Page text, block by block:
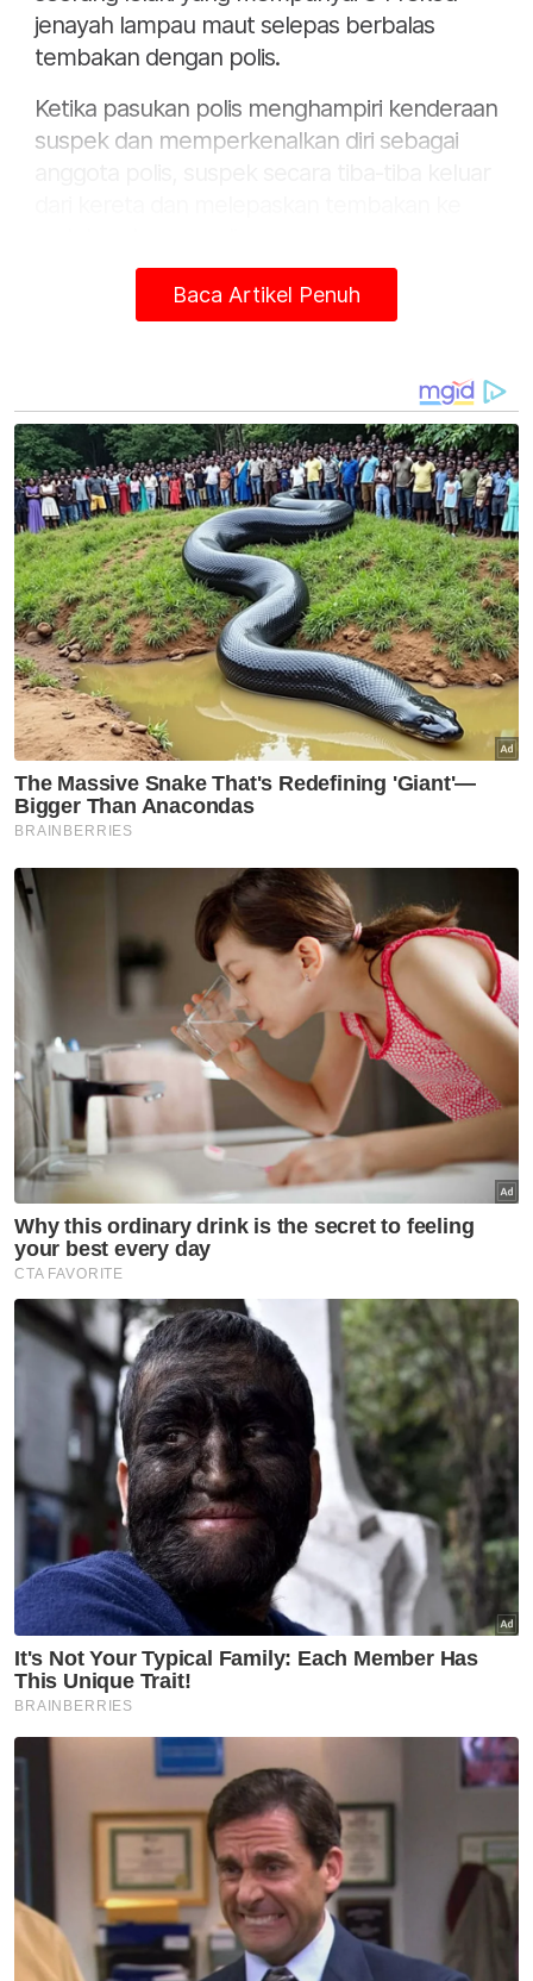
jenayah lampau maut selepas berbalas
tembakan dengan polis.
Ketika pasukan polis menghampiri kenderaan
suspek dan memperkenalkan diri sebagai
Pasukan polis kemudian melepaskan
beberapa das tembakan bagi
lanjut, suspek disahkan maut di tempat
kejadian.
Hasil pemeriksaan di lokasi turut menemukan
beberapa barangan antaranya sepucuk
pistol jenis FNP-45 bersama tiga butir peluru,
sebatang besi, dua batang kayu rotan, dua
bilah parang serta dadah.
Siasatan mendapati suspek merupakan
warganegara Malaysia berusia 35 tahun.
Polis turut menahan tujuh lelaki dan seorang
wanita dalam beberapa penahanan
berasingan. Kesemua mereka merupakan
warga tempatan yang disyaki terlibat dengan
Artikel Berkaitan:
Penjenayah maut ditembak di Bukit Jambul
Muat turun aplikasi Sinar Harian. Klik di sini!
Jenayah
Keselamatan
PDRM
Artikel Disyorkan
Semasa
Penunggang motosikal
berkuasa tinggi maut terbabas
ketika berkonvoi
Semasa
Kenderaan guna logo JIM
dipandu warga asing bukan
aset jabatan
Remaja perempuan Rohingya
hilang selepas keluar buang
sampah
Semasa
Tular aksi samun, suspek
dicekup kurang 12 jam
Baca Artikel Penuh